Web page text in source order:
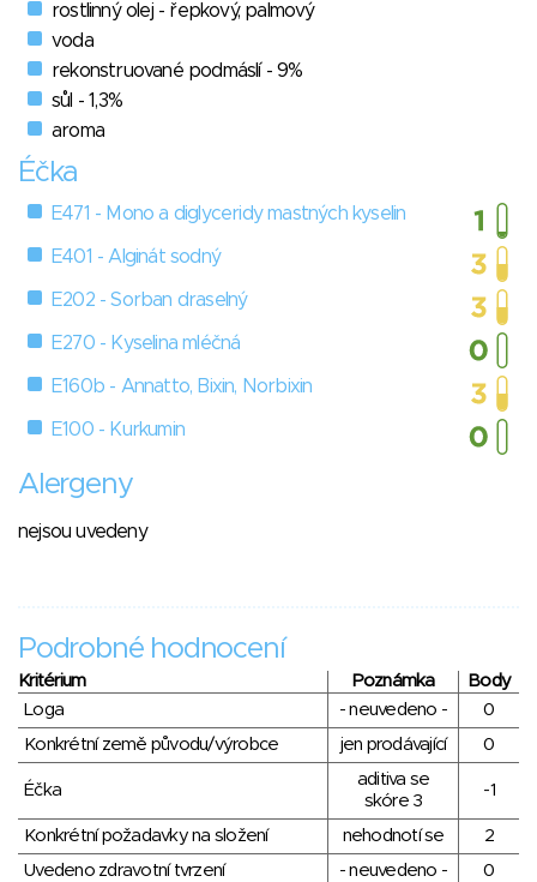
rostlinný olej - řepkový, palmový
voda
rekonstruované podmáslí - 9%
sůl - 1,3%
aroma
Éčka
E471 - Mono a diglyceridy mastných kyselin
E401 - Alginát sodný
E202 - Sorban draselný
E270 - Kyselina mléčná
E160b - Annatto, Bixin, Norbixin
E100 - Kurkumin
Alergeny
nejsou uvedeny
Podrobné hodnocení
Kritérium Poznámka
Body
Loga
- neuvedeno -
0
Konkrétní země původu/výrobce
jen prodávající 0
Éčka
aditiva se
skóre 3
-1
Konkrétní požadavky na složení nehodnotí se
2
Uvedeno zdravotní tvrzení
- neuvedeno -
0